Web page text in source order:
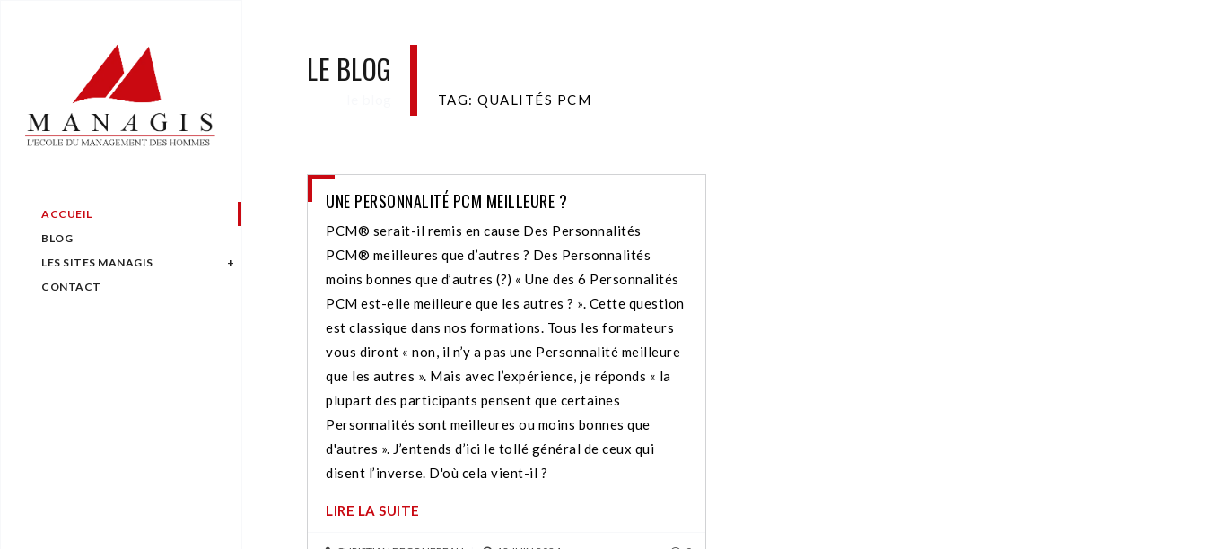
ACCUEIL
BLOG
LES SITES MANAGIS
CONTACT
LE BLOG
TAG: QUALITÉS PCM
UNE PERSONNALITÉ PCM MEILLEURE ?
PCM® serait-il remis en cause Des Personnalités
PCM® meilleures que d’autres ? Des Personnalités
moins bonnes que d’autres (?) « Une des 6 Personnalités
PCM est-elle meilleure que les autres ? ». Cette question
est classique dans nos formations. Tous les formateurs
vous diront « non, il n’y a pas une Personnalité meilleure
que les autres ». Mais avec l’expérience, je réponds « la
plupart des participants pensent que certaines
Personnalités sont meilleures ou moins bonnes que
d'autres ». J’entends d’ici le tollé général de ceux qui
disent l’inverse. D'où cela vient-il ?
LIRE LA SUITE